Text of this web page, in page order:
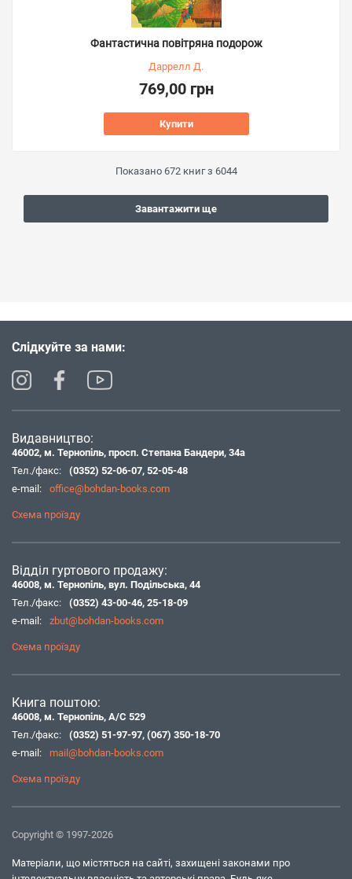
Фантастична повітряна подорож
Даррелл Д.
769,00 грн
Купити
Показано 672книг з 6044
Завантажити ще
Слідкуйте за нами:
Видавництво:
46002, м. Тернопіль, просп. Степана Бандери, 34а
Тел./факс:
(0352) 52-06-07, 52-05-48
e-mail:
office@bohdan-books.com
Схема проїзду
Відділ гуртового продажу:
46008, м. Тернопіль, вул. Подільська, 44
Тел./факс:
(0352) 43-00-46, 25-18-09
e-mail:
zbut@bohdan-books.com
Схема проїзду
Книга поштою:
46008, м. Тернопіль, А/С 529
Тел./факс:
(0352) 51-97-97, (067) 350-18-70
e-mail:
mail@bohdan-books.com
Схема проїзду
Copyright © 1997-2026
Матеріали, що містяться на сайті, захищені законами про